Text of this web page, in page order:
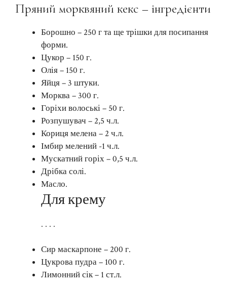
Пряний морквяний кекс – інгредієнти
Борошно – 250 г та ще трішки для посипання
форми.
Цукор – 150 г.
Олія – 150 г.
Яйця – 3 штуки.
Морква – 300 г.
Горіхи волоські – 50 г.
Розпушувач – 2,5 ч.л.
Кориця мелена – 2 ч.л.
Імбир мелений -1 ч.л.
Мускатний горіх – 0,5 ч.л.
Дрібка солі.
Масло.
Для крему
. . . .
Сир маскарпоне – 200 г.
Цукрова пудра – 100 г.
Лимонний сік – 1 ст.л.